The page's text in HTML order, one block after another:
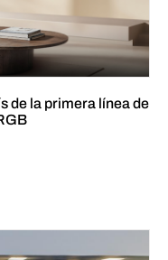
de la primera línea de